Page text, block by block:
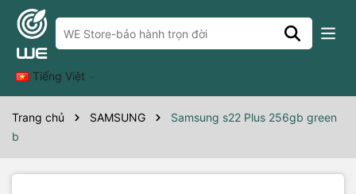
Tiếng Việt
Trang chủ SAMSUNG
Samsung s22 Plus 256gb green
b
Thông số kỹ thuật
s22+ 256gb green b